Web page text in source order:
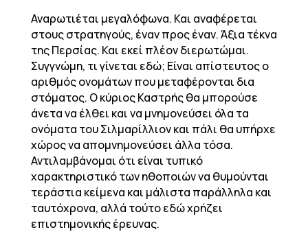
Αναρωτιέται μεγαλόφωνα. Και αναφέρεται
στους στρατηγούς, έναν προς έναν. Άξια τέκνα
της Περσίας. Και εκεί πλέον διερωτώμαι.
Συγγνώμη, τι γίνεται εδώ; Είναι απίστευτος ο
αριθμός ονομάτων που μεταφέρονται δια
στόματος. Ο κύριος Καστρής θα μπορούσε
άνετα να έλθει και να μνημονεύσει όλα τα
ονόματα του Σιλμαρίλλιον και πάλι θα υπήρχε
χώρος να απομνημονεύσει άλλα τόσα.
Αντιλαμβάνομαι ότι είναι τυπικό
χαρακτηριστικό των ηθοποιών να θυμούνται
τεράστια κείμενα και μάλιστα παράλληλα και
ταυτόχρονα, αλλά τούτο εδώ χρήζει
επιστημονικής έρευνας.